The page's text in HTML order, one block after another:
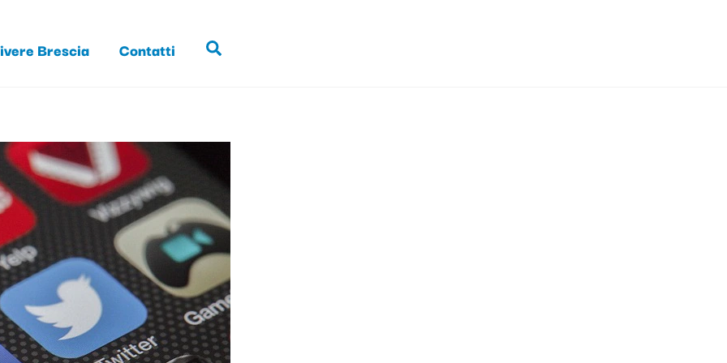
Brescia Contatti